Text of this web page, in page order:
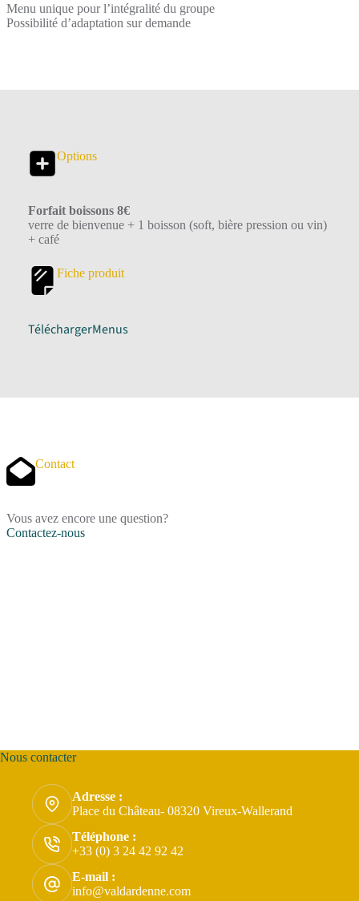
Menu unique pour l’intégralité du groupe
Possibilité d’adaptation sur demande
Options
Forfait boissons 8€
verre de bienvenue + 1 boisson (soft, bière pression ou vin)
+ café
Fiche produit
TéléchargerMenus
Contact
Vous avez encore une question?
Contactez-nous
Nous contacter
Adresse :
Place du Château- 08320 Vireux-Wallerand
Téléphone :
+33 (0) 3 24 42 92 42
E-mail :
info@valdardenne.com